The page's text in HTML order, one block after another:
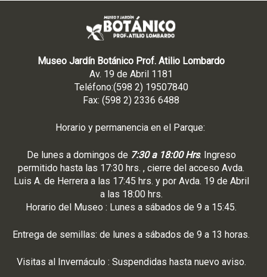
Museo Jardín Botánico Prof. Atilio Lombardo
Av. 19 de Abril 1181
Teléfono:(598 2) 19507840
Fax: (598 2) 2336 6488
Horario y permanencia en el Parque:
De lunes a domingos de 7:30 a 18:00 Hrs. Ingreso
permitido hasta las 17:30 hrs. , cierre del acceso Avda.
Luis A. de Herrera a las 17:45 hrs. y por Avda. 19 de Abril
a las 18:00 hrs.
Horario del Museo : Lunes a sábados de 9 a 15:45.
Entrega de semillas: de lunes a sábados de 9 a 13 horas.
Visitas al Invernáculo : Suspendidas hasta nuevo aviso.